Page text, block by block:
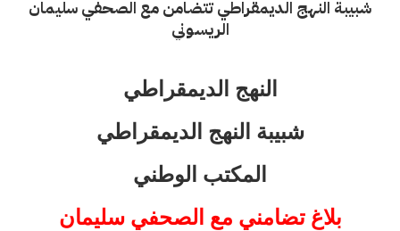
شبيبة النهج الديمقراطي تتضامن مع الصحفي سليمان
الريسوني
النهج الديمقراطي
شبيبة النهج الديمقراطي
المكتب الوطني
بلاغ تضامني مع الصحفي سليمان